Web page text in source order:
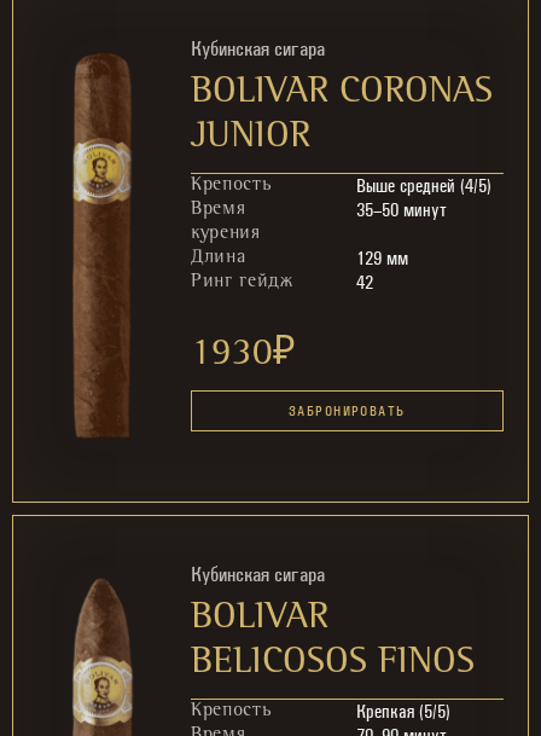
Кубинская сигара
BOLIVAR CORONAS
JUNIOR
Крепость Выше средней (4/5)
Время
курения
35–50 минут
Длина 129 мм
Ринг гейдж 42
1930₽
ЗАБРОНИРОВАТЬ
Кубинская сигара
BOLIVAR
BELICOSOS FINOS
Крепость Крепкая (5/5)